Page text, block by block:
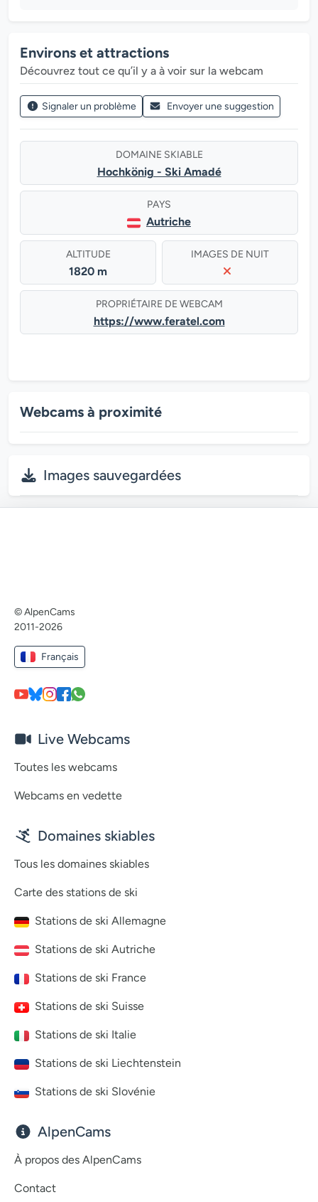
Environs et attractions
Découvrez tout ce qu’il y a à voir sur la webcam
Signaler un problème Envoyer une suggestion
DOMAINE SKIABLE
Hochkönig - Ski Amadé
PAYS
Autriche
ALTITUDE
1820 m
IMAGES DE NUIT
PROPRIÉTAIRE DE WEBCAM
https://www.feratel.com
Webcams à proximité
Images sauvegardées
© AlpenCams
2011-2026
Français
Live Webcams
Toutes les webcams
Webcams en vedette
Domaines skiables
Tous les domaines skiables
Carte des stations de ski
Stations de ski Allemagne
Stations de ski Autriche
Stations de ski France
Stations de ski Suisse
Stations de ski Italie
Stations de ski Liechtenstein
Stations de ski Slovénie
AlpenCams
À propos des AlpenCams
Contact